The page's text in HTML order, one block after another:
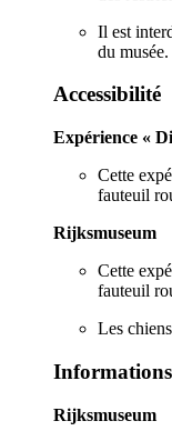
Il est
du musée.
Accessibilité
Expérience «
Cette
fauteuil
Rijksmuseum
Cette
fauteuil
Les
Rijksmuseum